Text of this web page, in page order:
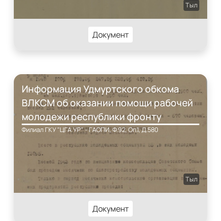
Тыл
Документ
Информация Удмуртского обкома
ВЛКСМ об оказании помощи рабочей
молодежи республики фронту
Филиал ГКУ "ЦГА УР" - ГАОПИ, Ф.92, Оп.1, Д.580
Тыл
Документ